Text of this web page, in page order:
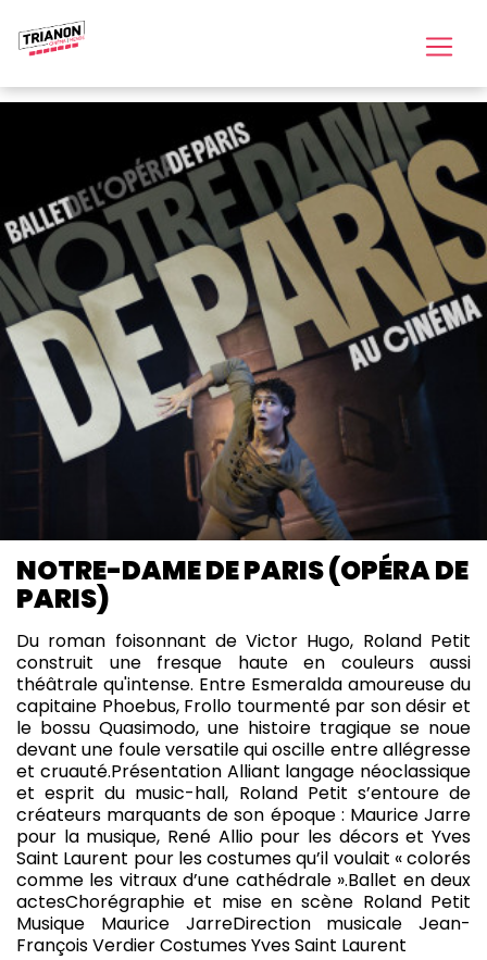
NOTRE-DAME DE PARIS (OPÉRA DE
PARIS)
Du roman foisonnant de Victor Hugo, Roland Petit
construit une fresque haute en couleurs aussi
théâtrale qu'intense. Entre Esmeralda amoureuse du
capitaine Phoebus, Frollo tourmenté par son désir et
le bossu Quasimodo, une histoire tragique se noue
devant une foule versatile qui oscille entre allégresse
et cruauté.Présentation Alliant langage néoclassique
et esprit du music-hall, Roland Petit s’entoure de
créateurs marquants de son époque : Maurice Jarre
pour la musique, René Allio pour les décors et Yves
Saint Laurent pour les costumes qu’il voulait « colorés
comme les vitraux d’une cathédrale ».Ballet en deux
actesChorégraphie et mise en scène Roland Petit
Musique Maurice JarreDirection musicale Jean-
François VerdierCostumes Yves Saint Laurent